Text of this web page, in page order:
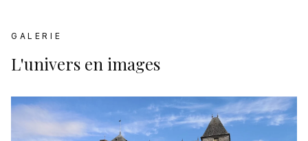
GALERIE
L'univers en images